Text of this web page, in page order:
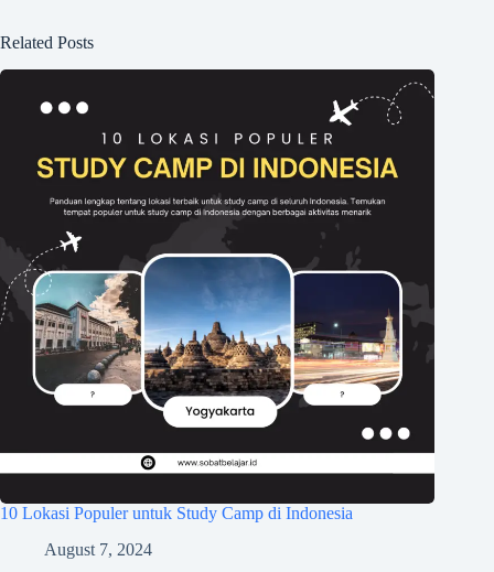
Related Posts
10 Lokasi Populer untuk Study Camp di Indonesia
August 7, 2024